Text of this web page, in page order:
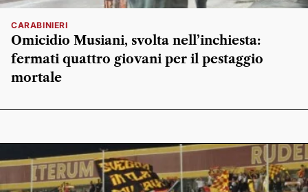
CARABINIERI
Omicidio Musiani, svolta nell’inchiesta:
fermati quattro giovani per il pestaggio
mortale